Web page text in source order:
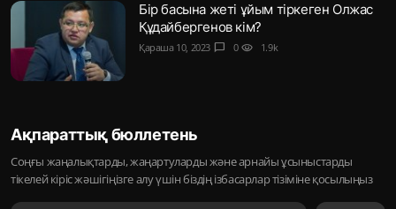
Бір басына жеті ұйым тіркеген Олжас
Құдайбергенов кім?
Қараша 10, 2023 chat_bubble 0 visibility 1.9k
Ақпараттық бюллетень
Соңғы жаңалықтарды, жаңартуларды және арнайы ұсыныстарды
тікелей кіріс жәшігіңізге алу үшін біздің ізбасарлар тізіміне қосылыңыз